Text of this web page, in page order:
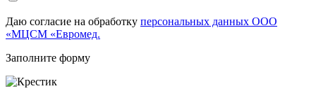
Даю согласие на обработку персональных данных ООО
«МЦСМ «Евромед.
Заполните форму